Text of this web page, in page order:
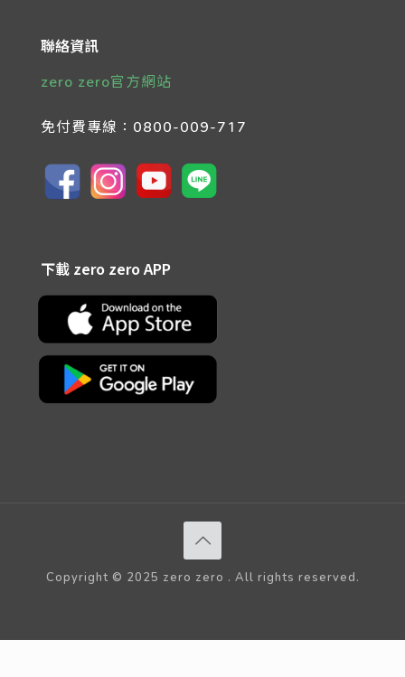
聯絡資訊
zero zero官方網站
免付費專線： 0800-009-717
下載 zero zero APP
Copyright © 2025 zero zero . All rights reserved.